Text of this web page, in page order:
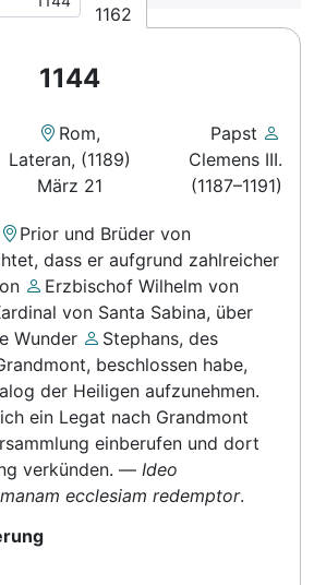
1162
1144
Rom,
Lateran, (1189)
März 21
Papst
Clemens III.
(1187–1191)
Prior und Brüder von
dass er aufgrund zahlreicher
Erzbischof Wilhelm von
von Santa Sabina, über
Wunder
Stephans, des
, beschlossen habe,
der Heiligen aufzunehmen.
ein Legat nach Grandmont
einberufen und dort
verkünden. — Ideo
ecclesiam redemptor.